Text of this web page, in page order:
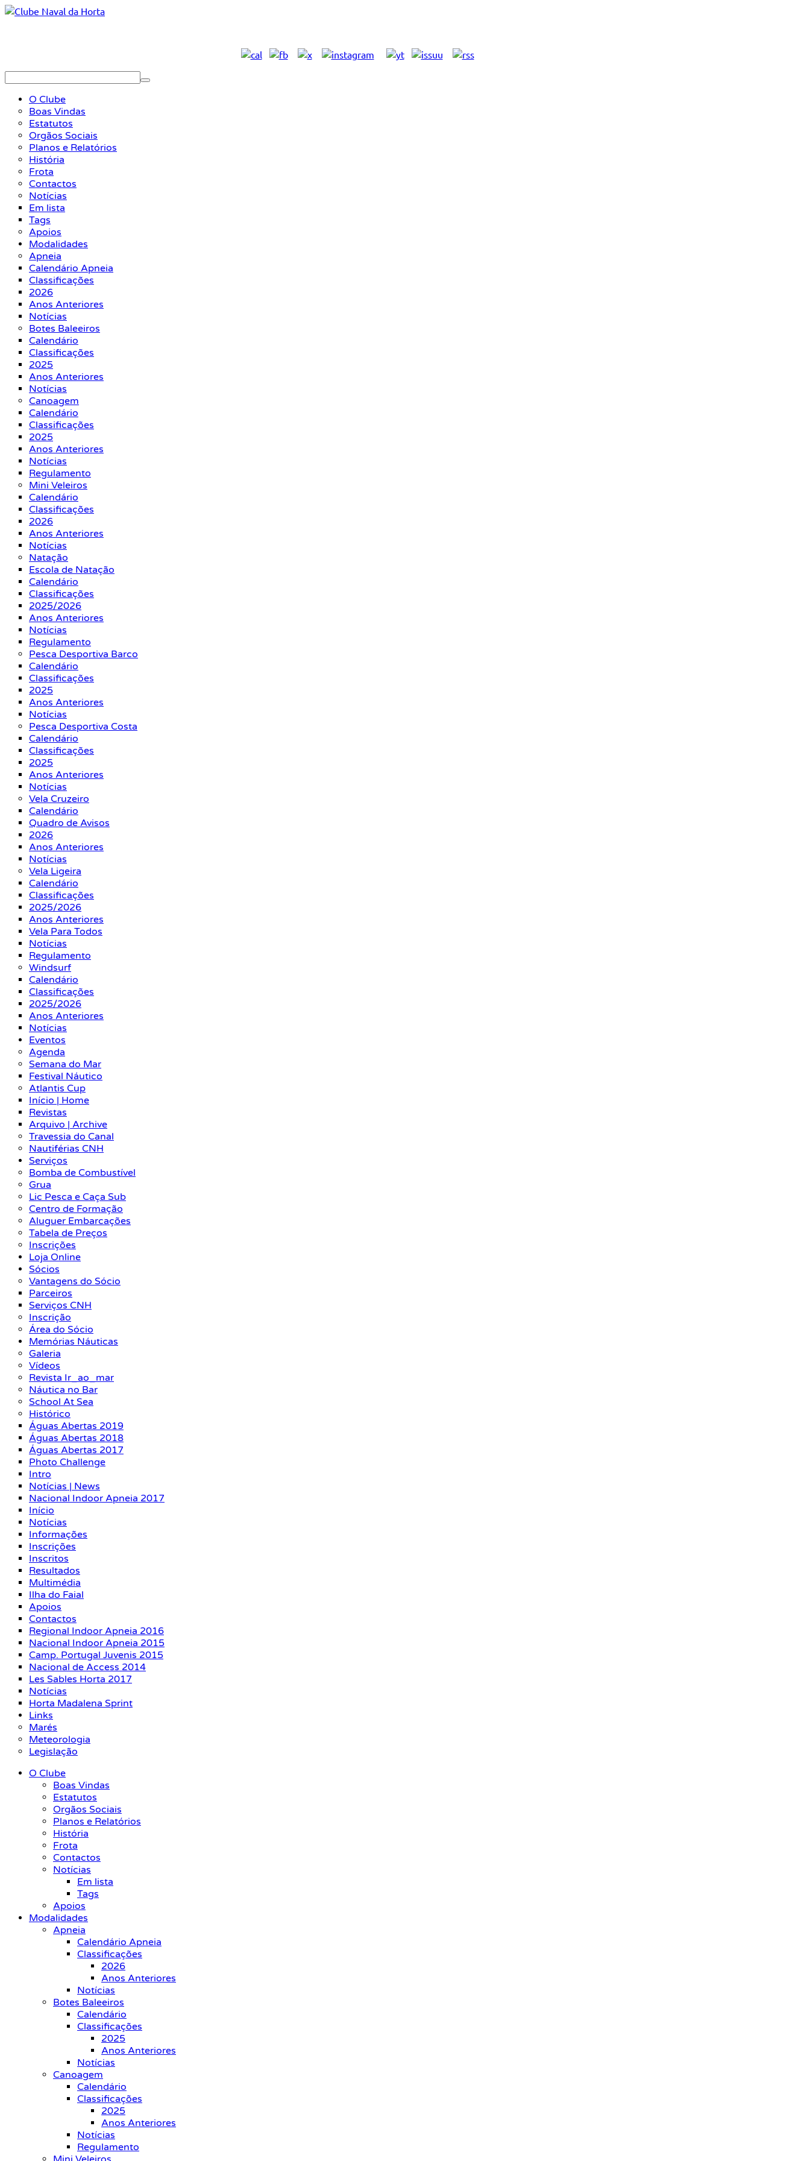
O Clube
Boas Vindas
Estatutos
Orgãos Sociais
Planos e Relatórios
História
Frota
Contactos
Notícias
Em lista
Tags
Apoios
Modalidades
Apneia
Calendário Apneia
Classificações
2026
Anos Anteriores
Notícias
Botes Baleeiros
Calendário
Classificações
2025
Anos Anteriores
Notícias
Canoagem
Calendário
Classificações
2025
Anos Anteriores
Notícias
Regulamento
Mini Veleiros
Calendário
Classificações
2026
Anos Anteriores
Notícias
Natação
Escola de Natação
Calendário
Classificações
2025/2026
Anos Anteriores
Notícias
Regulamento
Pesca Desportiva Barco
Calendário
Classificações
2025
Anos Anteriores
Notícias
Pesca Desportiva Costa
Calendário
Classificações
2025
Anos Anteriores
Notícias
Vela Cruzeiro
Calendário
Quadro de Avisos
2026
Anos Anteriores
Notícias
Vela Ligeira
Calendário
Classificações
2025/2026
Anos Anteriores
Vela Para Todos
Notícias
Regulamento
Windsurf
Calendário
Classificações
2025/2026
Anos Anteriores
Notícias
Eventos
Agenda
Semana do Mar
Festival Náutico
Atlantis Cup
Início | Home
Revistas
Arquivo | Archive
Travessia do Canal
Nautiférias CNH
Serviços
Bomba de Combustível
Grua
Lic Pesca e Caça Sub
Centro de Formação
Aluguer Embarcações
Tabela de Preços
Inscrições
Loja Online
Sócios
Vantagens do Sócio
Parceiros
Serviços CNH
Inscrição
Área do Sócio
Memórias Náuticas
Galeria
Vídeos
Revista Ir_ao_mar
Náutica no Bar
School At Sea
Histórico
Águas Abertas 2019
Águas Abertas 2018
Águas Abertas 2017
Photo Challenge
Intro
Notícias | News
Nacional Indoor Apneia 2017
Início
Notícias
Informações
Inscrições
Inscritos
Resultados
Multimédia
Ilha do Faial
Apoios
Contactos
Regional Indoor Apneia 2016
Nacional Indoor Apneia 2015
Camp. Portugal Juvenis 2015
Nacional de Access 2014
Les Sables Horta 2017
Notícias
Horta Madalena Sprint
Links
Marés
Meteorologia
Legislação
O Clube
Boas Vindas
Estatutos
Orgãos Sociais
Planos e Relatórios
História
Frota
Contactos
Notícias
Em lista
Tags
Apoios
Modalidades
Apneia
Calendário Apneia
Classificações
2026
Anos Anteriores
Notícias
Botes Baleeiros
Calendário
Classificações
2025
Anos Anteriores
Notícias
Canoagem
Calendário
Classificações
2025
Anos Anteriores
Notícias
Regulamento